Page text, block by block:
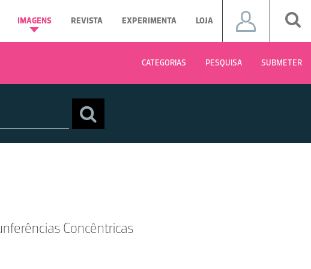
IMAGENS REVISTA EXPERIMENTA LOJA
CATEGORIAS PESQUISA SUBMETER
Concêntricas